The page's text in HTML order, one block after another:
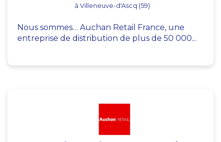
à Villeneuve-d'Ascq (59)
Nous sommes… Auchan Retail France, une
entreprise de distribution de plus de 50 000...